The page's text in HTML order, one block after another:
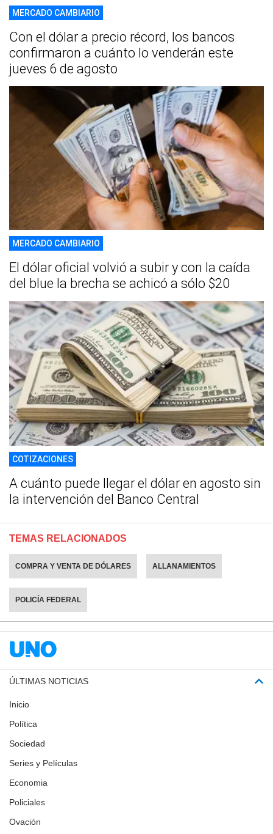
MERCADO CAMBIARIO
Con el dólar a precio récord, los bancos
confirmaron a cuánto lo venderán este
jueves 6 de agosto
MERCADO CAMBIARIO
El dólar oficial volvió a subir y con la caída
del blue la brecha se achicó a sólo $20
COTIZACIONES
A cuánto puede llegar el dólar en agosto sin
la intervención del Banco Central
TEMAS RELACIONADOS
COMPRA Y VENTA DE DÓLARES ALLANAMIENTOS
POLICÍA FEDERAL
ÚLTIMAS NOTICIAS
Inicio
Política
Sociedad
Series y Películas
Economia
Policiales
Ovación